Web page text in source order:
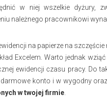
w niej wszelkie dyżury,
należnego pracownikowi
na papierze na
Excelem. Warto jednak
ewidencji czasu pracy. Do
darmowe konto i w wygodny
w twojej firmie